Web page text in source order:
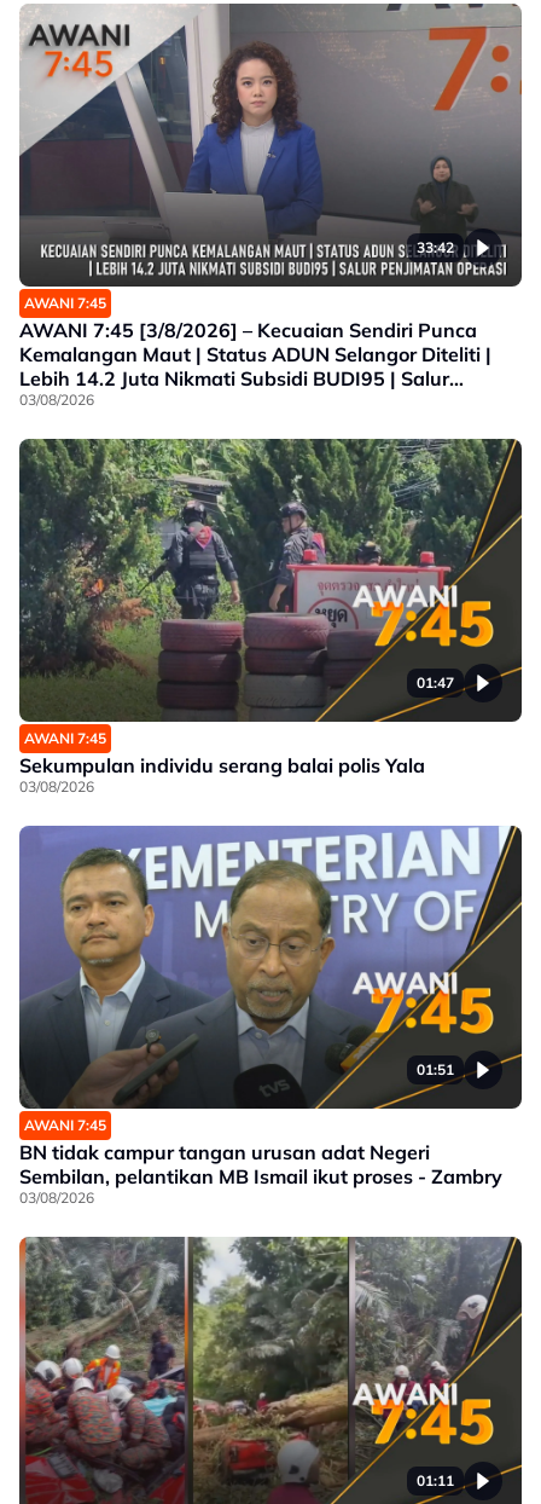
33:42
AWANI 7:45
AWANI 7:45 [3/8/2026] – Kecuaian Sendiri Punca
Kemalangan Maut | Status ADUN Selangor Diteliti |
Lebih 14.2 Juta Nikmati Subsidi BUDI95 | Salur
Penjimatan Operasi
03/08/2026
01:47
AWANI 7:45
Sekumpulan individu serang balai polis Yala
03/08/2026
01:51
AWANI 7:45
BN tidak campur tangan urusan adat Negeri
Sembilan, pelantikan MB Ismail ikut proses - Zambry
03/08/2026
01:11